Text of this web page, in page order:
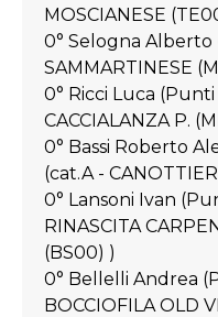
MOSCIANESE
0° Selogna Alberto
SAMMARTINESE
0° Ricci Luca (Punti
CACCIALANZA P.
0° Bassi Roberto
(cat.A -
0° Lansoni Ivan
RINASCITA
(BS00) )
0° Bellelli Andrea
BOCCIOFILA OLD